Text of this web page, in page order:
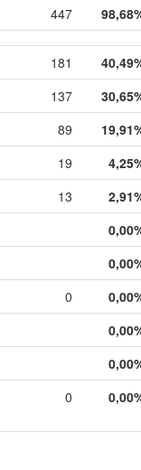
447
181
137
89
19
13
0
0